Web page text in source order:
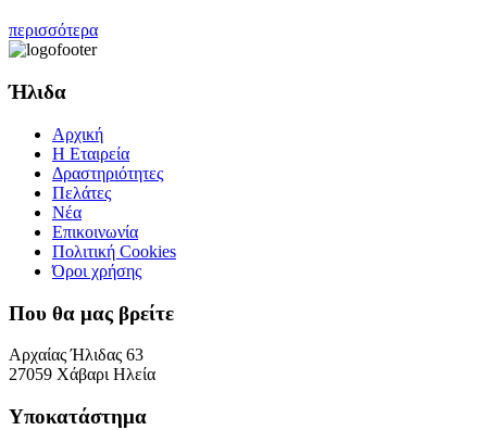
περισσότερα
Ήλιδα
Αρχική
Η Εταιρεία
Δραστηριότητες
Πελάτες
Νέα
Επικοινωνία
Πολιτική Cookies
Όροι χρήσης
Που θα μας βρείτε
Αρχαίας Ήλιδας 63
27059 Χάβαρι Ηλεία
Υποκατάστημα